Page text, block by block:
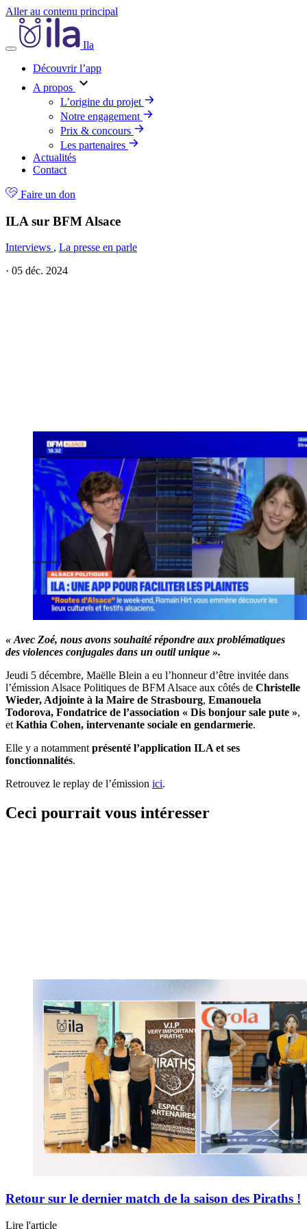
Aller au contenu principal
Ila
Découvrir l’app
A propos
L’origine du projet
Notre engagement
Prix & concours
Les partenaires
Actualités
Contact
Faire un don
ILA sur BFM Alsace
Interviews , La presse en parle
· 05 déc. 2024
« Avec Zoé, nous avons souhaité répondre aux problématiques
des violences conjugales dans un outil unique ».
Jeudi 5 décembre, Maëlle Blein a eu l’honneur d’être invitée dans
l’émission Alsace Politiques de BFM Alsace aux côtés de Christelle
Wieder, Adjointe à la Maire de Strasbourg, Emanouela
Todorova, Fondatrice de l’association « Dis bonjour sale pute »,
et Kathia Cohen, intervenante sociale en gendarmerie.
Elle y a notamment présenté l’application ILA et ses
fonctionnalités.
Retrouvez le replay de l’émission ici.
Ceci pourrait vous intéresser
Retour sur le dernier match de la saison des Piraths !
Lire l'article